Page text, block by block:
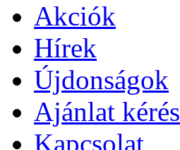
Akciók
Hírek
Újdonságok
Ajánlat kérés
Kapcsolat